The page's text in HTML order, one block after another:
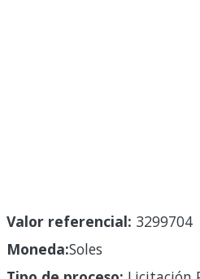
Valor referencial: 3299704
Moneda:Soles